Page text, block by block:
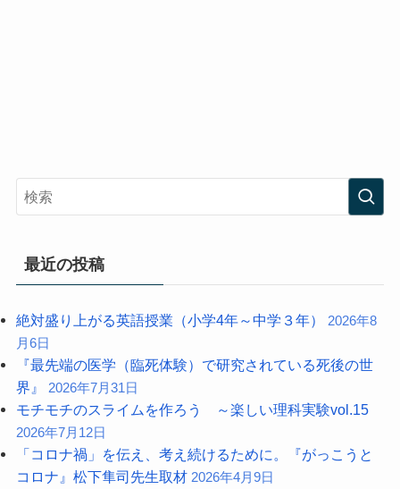
最近の投稿
絶対盛り上がる英語授業（小学4年～中学３年）
2026年8
月6日
『最先端の医学（臨死体験）で研究されている死後の世
界』
2026年7月31日
モチモチのスライムを作ろう ～楽しい理科実験vol.15
2026年7月12日
「コロナ禍」を伝え、考え続けるために。『がっこうと
コロナ』松下隼司先生取材 2026年4月9日